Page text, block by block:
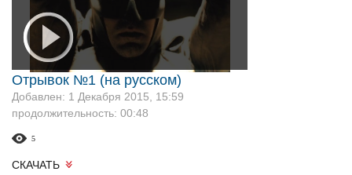
Отрывок №1 (на русском)
Добавлен: 1 Декабря 2015, 15:59
продолжительность: 00:48
5
СКАЧАТЬ